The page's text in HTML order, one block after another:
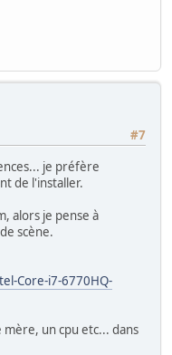
#7
je préfère
de l'installer.
alors je pense à
scène.
Core-i7-6770HQ-
un cpu etc... dans